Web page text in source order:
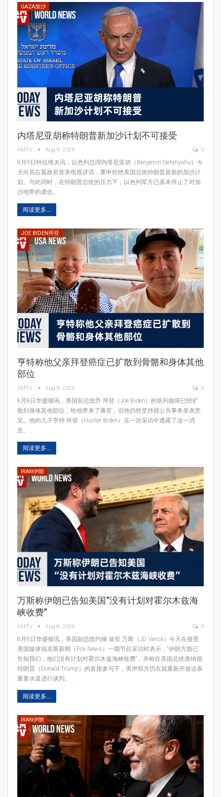
GAZA加沙
内塔尼亚胡称特朗普新加沙计划不可接受
AMTV Aug 9, 2026 0
8月9日特拉维夫讯，以色列总理内塔尼亚胡（Benjamin ⁠Netanyahu）今
天向其右翼政府发表电视讲话，重申拒绝美国总统特朗普最新的加沙计
划。与此同时，在特朗普总统的压力下，以色列军方已基本停止了对加
沙地带的袭击。…
阅读更多...
JOE BIDEN拜登
亨特称他父亲拜登癌症已扩散到骨骼和身体其他
部位
AMTV Aug 8, 2026 0
8月8日华盛顿讯，美国前总统乔·拜登（Joe Biden）的前列腺癌已经扩
散到身体其他部位，给他带来了痛苦，但他仍然坚持就公共事务发表意
见。他的儿子亨特·拜登（Hunter Biden）在一次采访中透露了这一消
息。…
阅读更多...
IRAN伊朗
万斯称伊朗已告知美国“没有计划对霍尔木兹海
峡收费”
AMTV Aug 8, 2026 0
8月8日华盛顿讯，美国副总统约翰·迪安·万斯（JD Vance）今天在接受
美国媒体福克斯新闻（Fox News）一期节目采访时表示，“伊朗方面已
告知我们，他们没有计划对霍尔木兹海峡收费”，并称在美国总统唐纳德·
特朗普（Donald Trump）的直接参与下，美伊双方仍在就重新开放这条
重要水道进行谈判。…
阅读更多...
IRAN伊朗